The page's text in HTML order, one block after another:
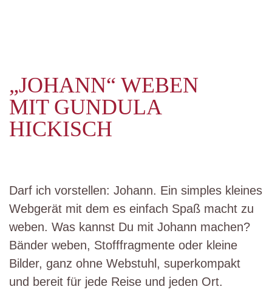
„JOHANN“ WEBEN
MIT GUNDULA
HICKISCH
Darf ich vorstellen: Johann. Ein simples kleines
Webgerät mit dem es einfach Spaß macht zu
weben. Was kannst Du mit Johann machen?
Bänder weben, Stofffragmente oder kleine
Bilder, ganz ohne Webstuhl, superkompakt
und bereit für jede Reise und jeden Ort.